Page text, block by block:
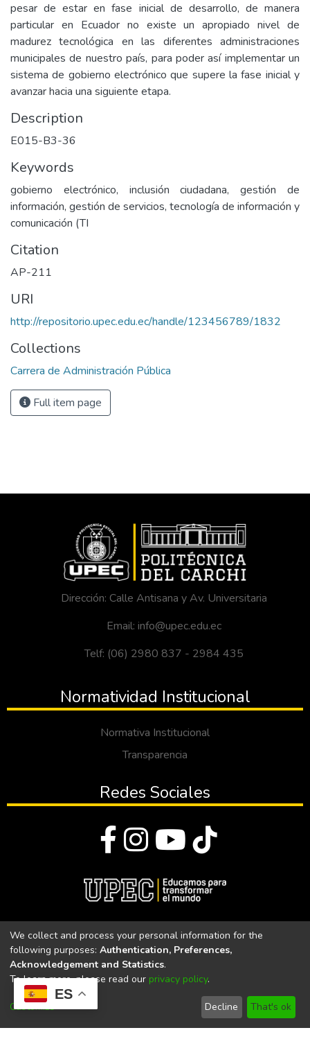
ES
pesar de estar en fase inicial de desarrollo, de manera
particular en Ecuador no existe un apropiado nivel de
madurez tecnológica en las diferentes administraciones
municipales de nuestro país, para poder así implementar un
sistema de gobierno electrónico que supere la fase inicial y
avanzar hacia una siguiente etapa.
Description
E015-B3-36
Keywords
gobierno electrónico, inclusión ciudadana, gestión de
información, gestión de servicios, tecnología de información y
comunicación (TI
Citation
AP-211
URI
http://repositorio.upec.edu.ec/handle/123456789/1832
Collections
Carrera de Administración Pública
Full item page
Dirección: Calle Antisana y Av. Universitaria
Email: info@upec.edu.ec
Telf: (06) 2980 837 - 2984 435
Normatividad Institucional
Normativa Institucional
Transparencia
Redes Sociales
Universidad Politécnica Estatal del Carchi
Universidad Politécnica Estatal del Carchi | Acreditada por el
CACES Resolución N°. 160-SE-33-CACES-2020
We collect and process your personal information for the
following purposes: Authentication, Preferences,
Acknowledgement and Statistics.
To learn more, please read our privacy policy.
Customize Decline That's ok